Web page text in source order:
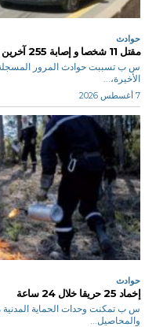
حوادث
مقتل 11 شخصا و إصابة 255 آخرين في حوادث مرور خلال يوم
الأخيرة،...
7 أغسطس 2026
حوادث
إخماد 25 حريقا خلال 24 ساعة
والمحاصيل...